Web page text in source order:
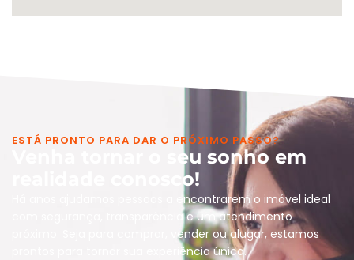
ESTÁ PRONTO PARA DAR O PRÓXIMO PASSO?
Venha tornar o seu sonho em
realidade conosco!
Há anos ajudamos pessoas a encontrarem o imóvel ideal
com segurança, transparência e um atendimento
próximo. Seja para comprar, vender ou alugar, estamos
prontos para tornar sua experiência única.